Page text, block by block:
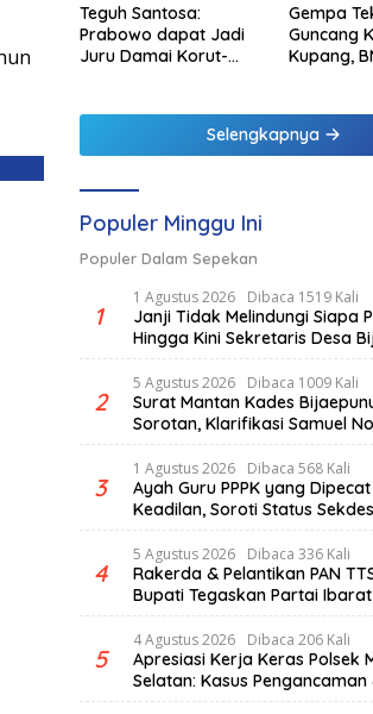
Teguh Santosa:
Prabowo dapat Jadi
Juru Damai Korut-
Gempa
Guncang
Kupang,
Selengkapnya
Populer Minggu Ini
Populer Dalam Sepekan
1
1 Agustus 2026 Dibaca 1519 Kali
Janji Tidak Melindungi Siapa
Hingga Kini Sekretaris Desa
Masih Aktif. Berikut
Komisi I DPRD TTS.
2
5 Agustus 2026 Dibaca 1009 Kali
Surat Mantan Kades
Sorotan, Klarifikasi Samuel
Berbeda dengan Isi
Beredar
3
1 Agustus 2026 Dibaca 568 Kali
Ayah Guru PPPK yang
Keadilan, Soroti Status
yang Masih Aktif Bekerja
4
5 Agustus 2026 Dibaca 336 Kali
Rakerda & Pelantikan PAN
Bupati Tegaskan Partai
SPK Buka Kabar Sawah
Larangan Politik Uang
5
4 Agustus 2026 Dibaca 206 Kali
Apresiasi Kerja Keras Polsek
Selatan: Kasus Pengancaman
Pencemaran Nama Baik